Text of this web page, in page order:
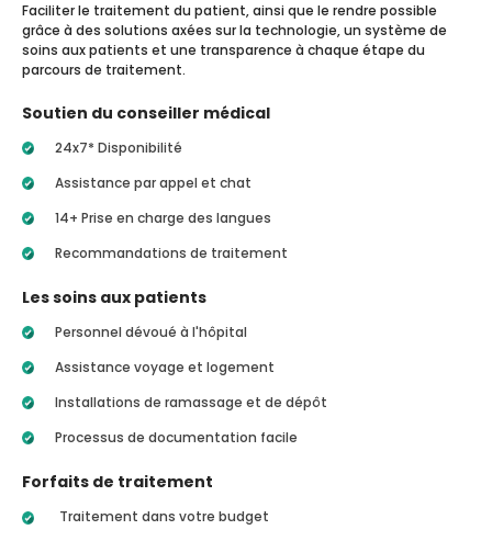
Faciliter le traitement du patient, ainsi que le rendre possible
grâce à des solutions axées sur la technologie, un système de
soins aux patients et une transparence à chaque étape du
parcours de traitement.
Soutien du conseiller médical
24x7* Disponibilité
Assistance par appel et chat
14+ Prise en charge des langues
Recommandations de traitement
Les soins aux patients
Personnel dévoué à l'hôpital
Assistance voyage et logement
Installations de ramassage et de dépôt
Processus de documentation facile
Forfaits de traitement
Traitement dans votre budget